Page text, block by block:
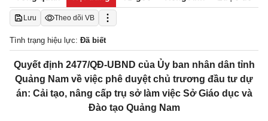
Lưu Theo dõi VB
Tình trạng hiệu lực: Đã biết
Quyết định 2477/QĐ-UBND của Ủy ban nhân dân tỉnh
Quảng Nam về việc phê duyệt chủ trương đầu tư dự
án: Cải tạo, nâng cấp trụ sở làm việc Sở Giáo dục và
Đào tạo Quảng Nam